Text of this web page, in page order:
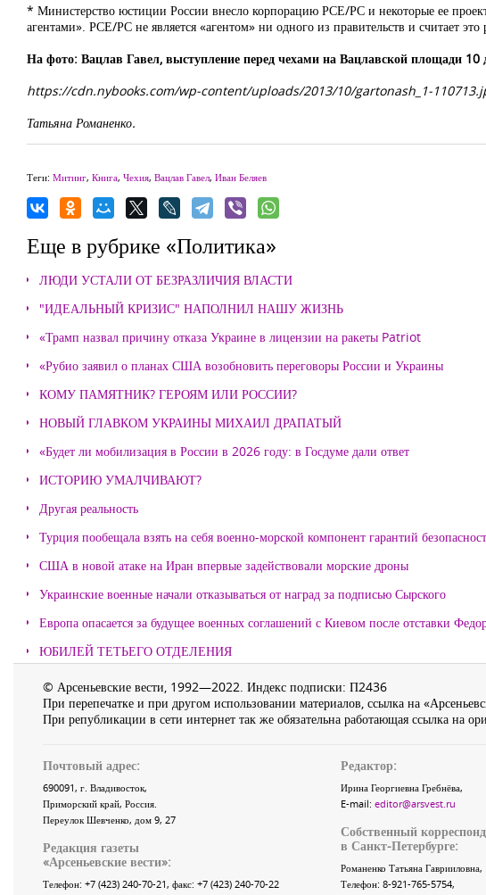
* Министерство юстиции России внесло корпорацию РСЕ/РС и некоторые ее
агентами». РСЕ/РС не является «агентом» ни одного из правительств и считает
На фото: Вацлав Гавел, выступление перед чехами на Вацлавской площади 10
https://cdn.nybooks.com/wp-content/uploads/2013/10/gartonash_1-
Татьяна Романенко.
Теги: Митинг, Книга, Чехия, Вацлав Гавел, Иван Беляев
Еще в рубрике «Политика»
ЛЮДИ УСТАЛИ ОТ БЕЗРАЗЛИЧИЯ ВЛАСТИ
"ИДЕАЛЬНЫЙ КРИЗИС" НАПОЛНИЛ НАШУ ЖИЗНЬ
«Трамп назвал причину отказа Украине в лицензии на ракеты Patriot
«Рубио заявил о планах США возобновить переговоры России и Украины
КОМУ ПАМЯТНИК? ГЕРОЯМ ИЛИ РОССИИ?
НОВЫЙ ГЛАВКОМ УКРАИНЫ МИХАИЛ ДРАПАТЫЙ
«Будет ли мобилизация в России в 2026 году: в Госдуме дали ответ
ИСТОРИЮ УМАЛЧИВАЮТ?
Другая реальность
Турция пообещала взять на себя военно-морской компонент гарантий
США в новой атаке на Иран впервые задействовали морские дроны
Украинские военные начали отказываться от наград за подписью Сырского
Европа опасается за будущее военных соглашений с Киевом после отставки
ЮБИЛЕЙ ТЕТЬЕГО ОТДЕЛЕНИЯ
© Арсеньевские вести, 1992—2022. Индекс подписки: П2436
При перепечатке и при другом использовании материалов, ссылка на
При републикации в сети интернет так же обязательна работающая ссылка на
Почтовый адрес:
690091, г. Владивосток,
Приморский край, Россия.
Переулок Шевченко, дом 9, 27
Редакция газеты
«Арсеньевские вести»:
Телефон: +7 (423) 240-70-21, факс: +7 (423) 240-70-22
Редактор:
Ирина Георгиевна Гребнёва,
E-mail: editor@arsvest.ru
Собственный
в Санкт-Петербурге:
Романенко Татьяна Гаврииловна,
Телефон: 8-921-765-5754,